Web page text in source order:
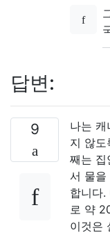
답변:
9
나는 캐
지 않도
째는 집
서 물을
합니다.
로 약
이것은